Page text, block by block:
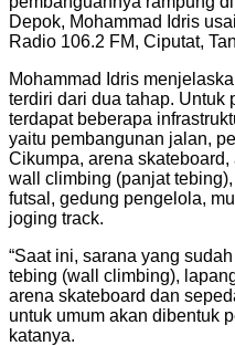
Depok, Mohammad Idris
Radio 106.2 FM, Ciputat,
Mohammad Idris
terdiri dari dua tahap. Untuk
terdapat beberapa
yaitu pembangunan jalan,
Cikumpa, arena
wall climbing (panjat
futsal, gedung pengelola,
joging track.
“Saat ini, sarana yang
tebing (wall climbing),
arena skateboard dan
untuk umum akan dibentuk
katanya.